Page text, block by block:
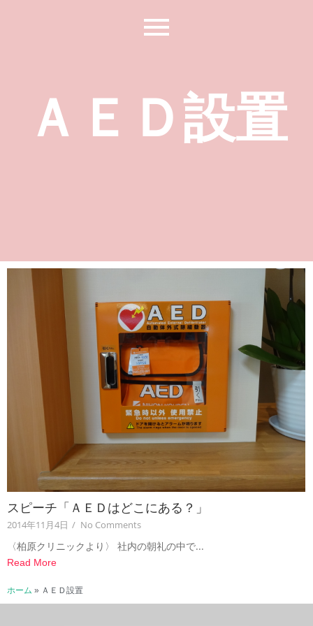
ＡＥＤ設置
スピーチ「ＡＥＤはどこにある？」
2014年11月4日 / No Comments
〈柏原クリニックより〉 社内の朝礼の中で...
Read More
ホーム » ＡＥＤ設置